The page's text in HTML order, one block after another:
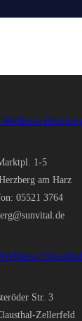
1-5
am Harz
05521 3764
Str. 3
Zellerfeld